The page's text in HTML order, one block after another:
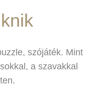
szójáték. Mint
a szavakkal